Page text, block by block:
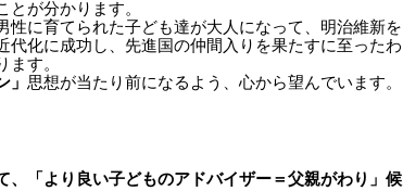
とが分かります。
性に育てられた子ども達が大人になって、明治維新を
代化に成功し、先進国の仲間入りを果たすに至ったわ
ます。
」 思想が当たり前になるよう、心から望んでいます。
、「より良い子どものアドバイザー＝父親がわり」候